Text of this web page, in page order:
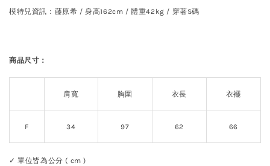
模特兒資訊：藤原希 /身高162cm / 體重42kg / 穿著S碼
商品尺寸：
肩寬 胸圍 衣長 衣襬
F 34 97 62 66
✓ 單位皆為公分 ( cm )